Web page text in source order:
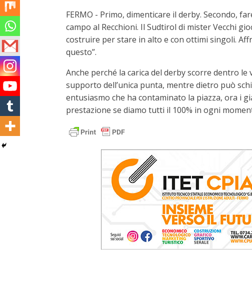
FERMO - Primo, dimenticare il derby. Secondo,
campo al Recchioni. Il Sudtirol di mister Vecchi
costruire per stare in alto e con ottimi singoli.
questo”.
Anche perché la carica del derby scorre dentro
supporto dell’unica punta, mentre dietro può
entusiasmo che ha contaminato la piazza, ora i
prestazione se diamo tutti il 100% in ogni